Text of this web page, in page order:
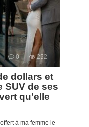
0 252
dollars et
SUV de ses
qu’elle
à ma femme le